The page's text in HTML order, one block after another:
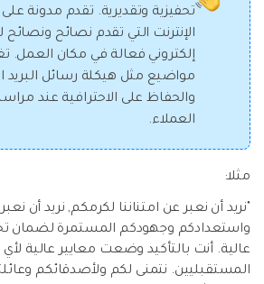
تحفيزية وتقديرية. تقدم مدونة
الإنترنت التي تقدم نصائح ونصائح
إلكتروني فعالة في مكان العمل.
مواضيع مثل هيكلة رسائل البريد
والحفاظ على الاحترافية عند
العملاء.
مثلا:
"نريد أن نعبر عن امتناننا لكرمكم, نريد أن
واستعدادكم وجهودكم المستمرة لضمان
عالية. أنت بالتأكيد وضعت معايير عالية
المستقبليين. نتمنى لكم ولأصدقائكم